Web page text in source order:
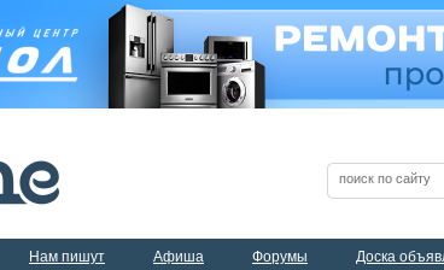
Нам пишут Афиша Форумы Доска